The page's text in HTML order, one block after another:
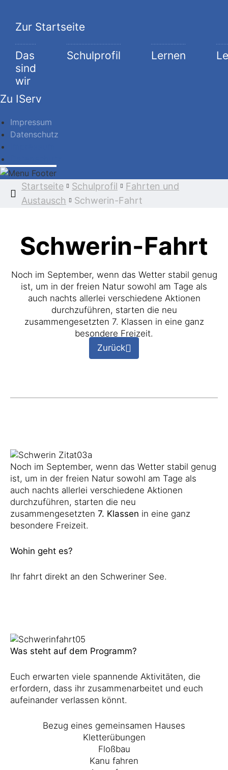
Zur Startseite
Das
sind
wir
Schulprofil Lernen
Zu IServ
Impressum
Datenschutz
Startseite Schulprofil
Fahrten und
Austausch
Schwerin-Fahrt
Schwerin-Fahrt
Noch im September, wenn das Wetter stabil genug
ist, um in der freien Natur sowohl am Tage als
auch nachts allerlei verschiedene Aktionen
durchzuführen, starten die neu
zusammengesetzten 7. Klassen in eine ganz
besondere Freizeit.
Zurück
Noch im September, wenn das Wetter stabil genug
ist, um in der freien Natur sowohl am Tage als
auch nachts allerlei verschiedene Aktionen
durchzuführen, starten die neu
zusammengesetzten 7. Klassen in eine ganz
besondere Freizeit.
Wohin geht es?
Ihr fahrt direkt an den Schweriner See.
Was steht auf dem Programm?
Euch erwarten viele spannende Aktivitäten, die
erfordern, dass ihr zusammenarbeitet und euch
aufeinander verlassen könnt.
Bezug eines gemeinsamen Hauses
Kletterübungen
Floßbau
Kanu fahren